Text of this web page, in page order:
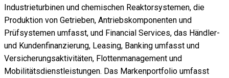
Industrieturbinen und chemischen Reaktorsystemen, die
Produktion von Getrieben, Antriebskomponenten und
Prüfsystemen umfasst, und Financial Services, das Händler-
und Kundenfinanzierung, Leasing, Banking umfasst und
Versicherungsaktivitäten, Flottenmanagement und
Mobilitätsdienstleistungen. Das Markenportfolio umfasst